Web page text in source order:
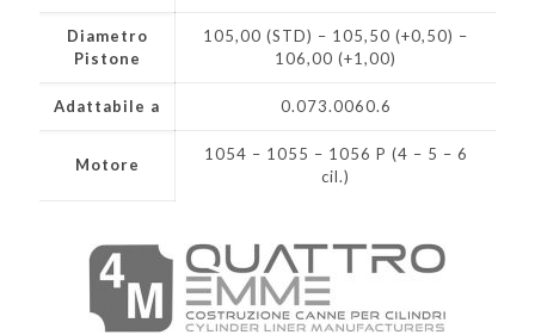
Diametro
Pistone
105,00 (STD) – 105,50 (+0,50) –
106,00 (+1,00)
Adattabile a 0.073.0060.6
Motore
1054 – 1055 – 1056 P (4 – 5 – 6
cil.)